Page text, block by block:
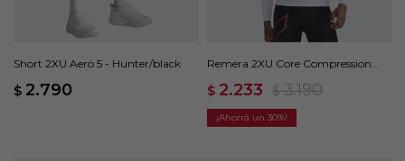
Short 2XU Aero 5 - Hunter/black
$ 2.790
Remera 2XU Core Compression
$ 2.233 $ 3.190
30